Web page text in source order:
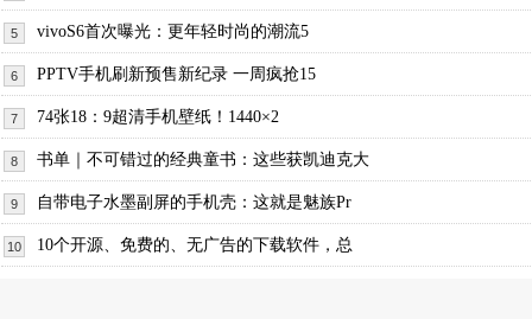
5 vivoS6首次曝光：更年轻时尚的潮流5
6 PPTV手机刷新预售新纪录 一周疯抢15
7 74张18：9超清手机壁纸！1440×2
8 书单｜不可错过的经典童书：这些获凯迪克大
9 自带电子水墨副屏的手机壳：这就是魅族Pr
10 10个开源、免费的、无广告的下载软件，总